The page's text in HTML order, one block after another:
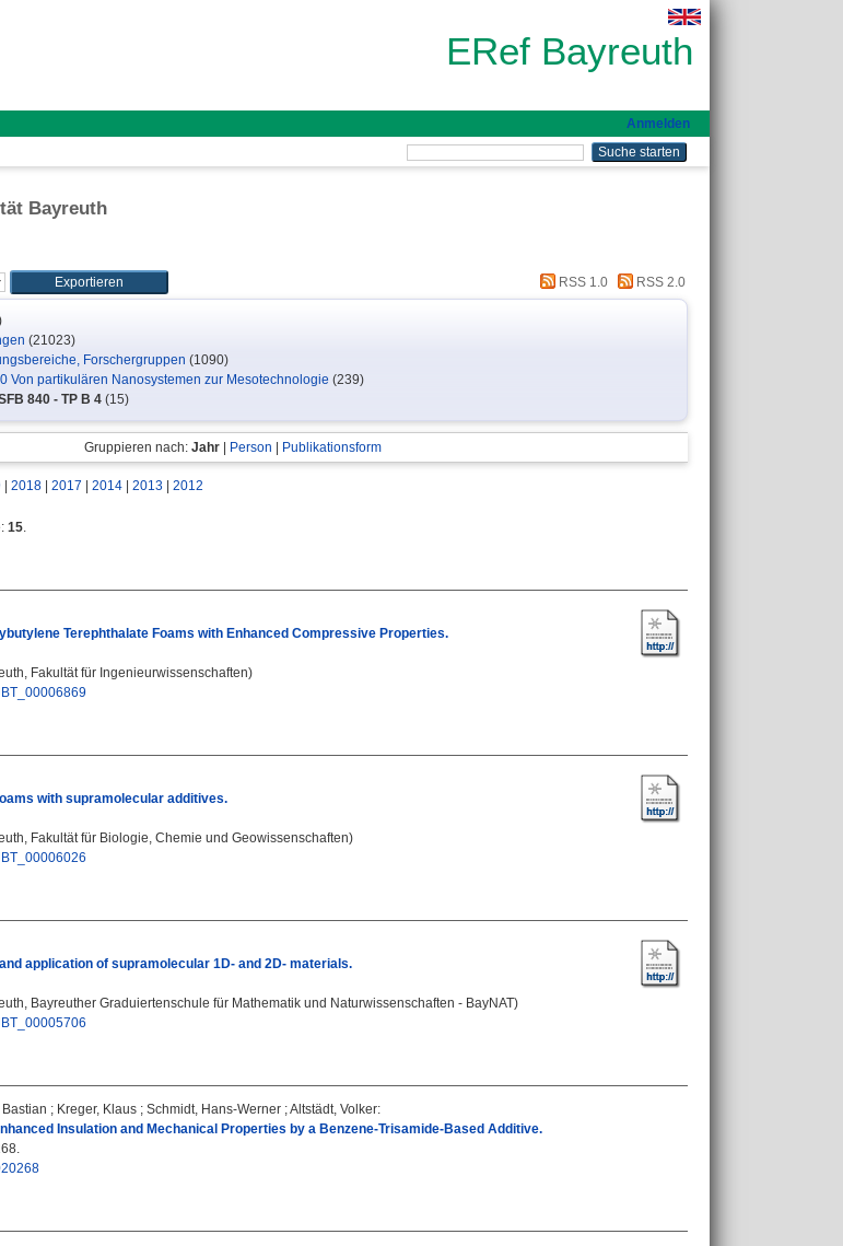
ERef Bayreuth
Anmelden
Bayreuth
RSS 1.0 RSS 2.0
(21023)
Forschergruppen (1090)
Von partikulären Nanosystemen zur Mesotechnologie (239)
840 - TP B 4 (15)
Gruppieren nach: Jahr Person Publikationsform
2018 2017 2014 2013 2012
15.
Terephthalate Foams with Enhanced Compressive Properties.
Fakultät für Ingenieurwissenschaften)
with supramolecular additives.
Fakultät für Biologie, Chemie und Geowissenschaften)
application of supramolecular 1D- and 2D- materials.
Bayreuther Graduiertenschule für Mathematik und Naturwissenschaften - BayNAT)
Bastian ; Kreger, Klaus ; Schmidt, Hans-Werner ;Altstädt, Volker:
Insulation and Mechanical Properties by a Benzene-Trisamide-Based Additive.